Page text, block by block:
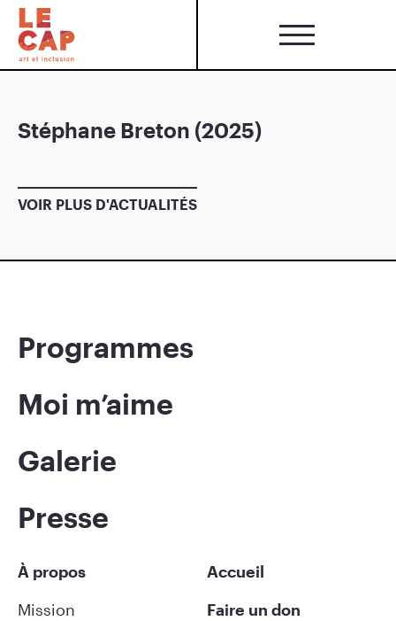
Stéphane Breton (2025)
VOIR PLUS D'ACTUALITÉS
Programmes
Moi m’aime
Galerie
Presse
À propos
Mission
Accueil
Faire un don